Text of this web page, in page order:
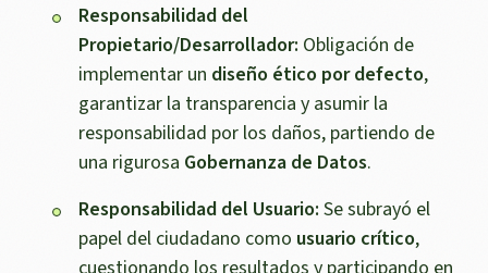
Responsabilidad del
Propietario/Desarrollador: Obligación de
implementar un diseño ético por defecto,
garantizar la transparencia y asumir la
responsabilidad por los daños, partiendo de
una rigurosa Gobernanza de Datos.
Responsabilidad del Usuario: Se subrayó el
papel del ciudadano como usuario crítico,
cuestionando los resultados y participando en